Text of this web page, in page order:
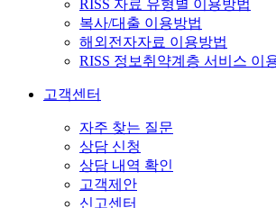
RISS 자료 유형별 이용방법
복사/대출 이용방법
해외전자자료 이용방법
RISS 정보취약계층 서비스 이
고객센터
자주 찾는 질문
상담 신청
상담 내역 확인
고객제안
신고센터